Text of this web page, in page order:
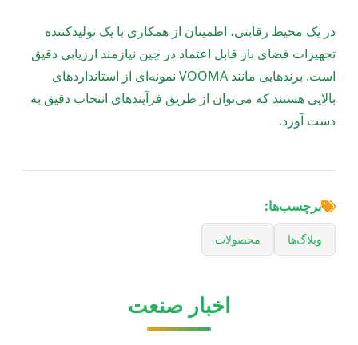
در یک محیط رقابتی، اطمینان از همکاری با یک تولیدکننده
تجهیزات فضای باز قابل اعتماد در چین نیازمند ارزیابی دقیق
است. برندهایی مانند VOOMA نمونه‌ای از استانداردهای
بالایی هستند که می‌توان از طریق فرآیندهای انتخاب دقیق به
دست آورد.
برچسب‌ها:
وبلاگ‌ها محصولات
اخبار صنعت